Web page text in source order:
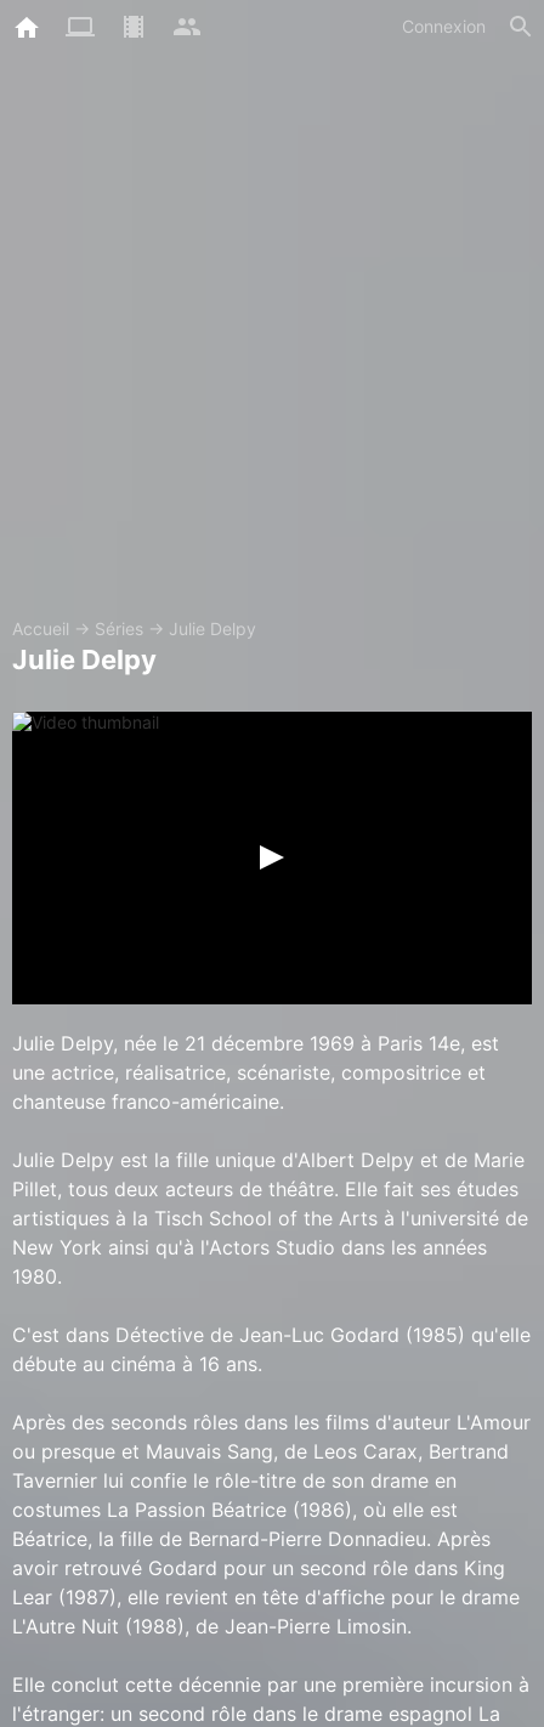
Connexion
Accueil → Séries → Julie Delpy
Julie Delpy
Julie Delpy, née le 21 décembre 1969 à Paris 14e, est
une actrice, réalisatrice, scénariste, compositrice et
chanteuse franco-américaine.
Julie Delpy est la fille unique d'Albert Delpy et de Marie
Pillet, tous deux acteurs de théâtre. Elle fait ses études
artistiques à la Tisch School of the Arts à l'université de
New York ainsi qu'à l'Actors Studio dans les années
1980.
C'est dans Détective de Jean-Luc Godard (1985) qu'elle
débute au cinéma à 16 ans.
Après des seconds rôles dans les films d'auteur L'Amour
ou presque et Mauvais Sang, de Leos Carax, Bertrand
Tavernier lui confie le rôle-titre de son drame en
costumes La Passion Béatrice (1986), où elle est
Béatrice, la fille de Bernard-Pierre Donnadieu. Après
avoir retrouvé Godard pour un second rôle dans King
Lear (1987), elle revient en tête d'affiche pour le drame
L'Autre Nuit (1988), de Jean-Pierre Limosin.
Elle conclut cette décennie par une première incursion à
l'étranger: un second rôle dans le drame espagnol La